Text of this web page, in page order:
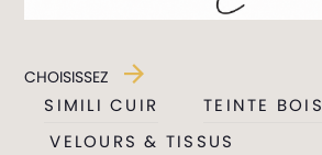
CHOISISSEZ
SIMILI CUIR
TEINTE BOIS
VELOURS & TISSUS